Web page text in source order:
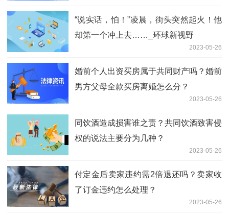
“说实话，怕！”凌晨，街头突然起火！他
却第一个冲上去……_环球新视野
2023-05-26
婚前个人出资买房属于共同财产吗？婚前
男方父母全款买房离婚怎么分？
2023-05-26
同饮酒造成损害谁之责？共同饮酒致害侵
权的说法主要分为几种？
2023-05-26
付定金后卖家违约需2倍退还吗？卖家收
了订金违约怎么处理？
2023-05-26